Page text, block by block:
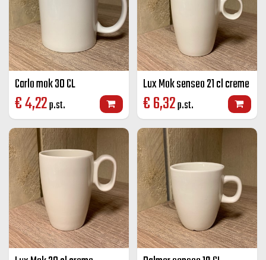
Carlo mok 30 CL
€4,22p.st.
Lux Mok senseo 21 cl creme
€6,32p.st.